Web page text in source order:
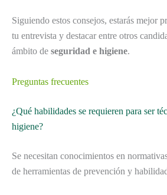
Siguiendo estos consejos, estarás mejor
tu entrevista y destacar entre otros
ámbito de seguridad e higiene.
Preguntas frecuentes
¿Qué habilidades se requieren para ser
higiene?
Se necesitan conocimientos en
de herramientas de prevención y